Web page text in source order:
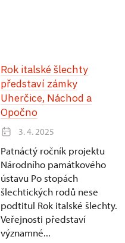
Rok italské šlechty
představí zámky
Uherčice, Náchod a
Opočno
3. 4. 2025
Patnáctý ročník projektu
Národního památkového
ústavu Po stopách
šlechtických rodů nese
podtitul Rok italské šlechty.
Veřejnosti představí
významné...